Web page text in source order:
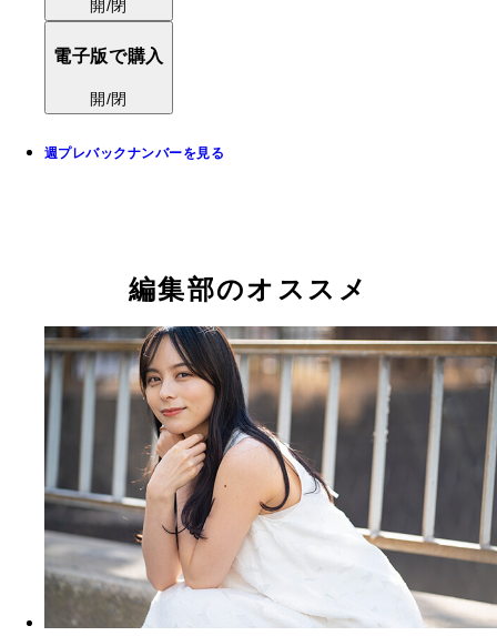
開/閉
電子版で購入
開/閉
週プレバックナンバーを見る
編集部のオススメ